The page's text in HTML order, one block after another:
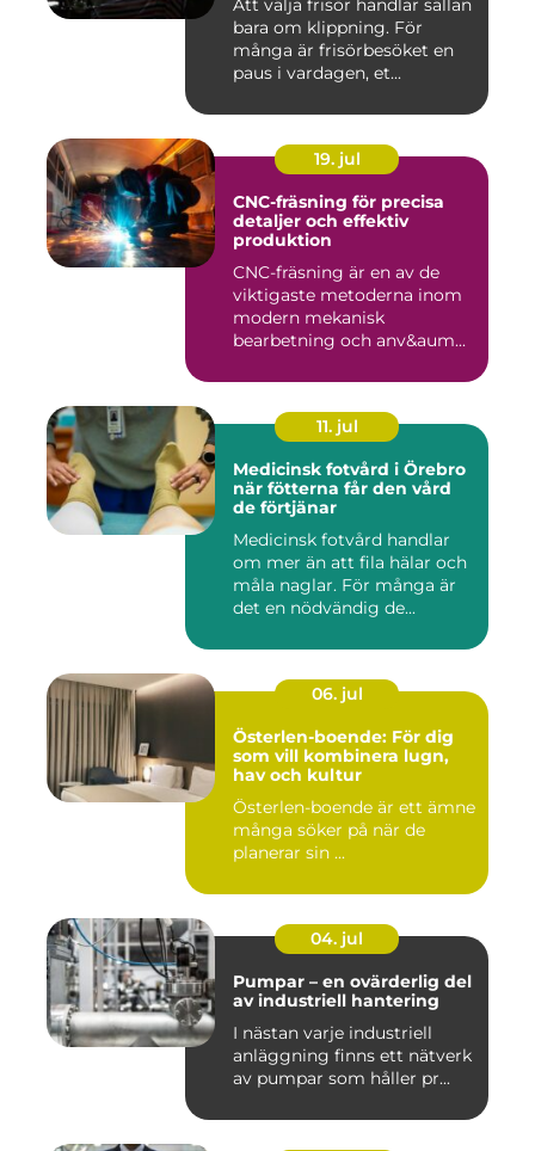
Att välja frisör handlar sällan
bara om klippning. För
många är frisörbesöket en
paus i vardagen, et...
19. jul
CNC-fräsning för precisa
detaljer och effektiv
produktion
CNC-fräsning är en av de
viktigaste metoderna inom
modern mekanisk
bearbetning och anv&aum...
11. jul
Medicinsk fotvård i Örebro
när fötterna får den vård
de förtjänar
Medicinsk fotvård handlar
om mer än att fila hälar och
måla naglar. För många är
det en nödvändig de...
06. jul
Österlen-boende: För dig
som vill kombinera lugn,
hav och kultur
Österlen-boende är ett ämne
många söker på när de
planerar sin ...
04. jul
Pumpar – en ovärderlig del
av industriell hantering
I nästan varje industriell
anläggning finns ett nätverk
av pumpar som håller pr...